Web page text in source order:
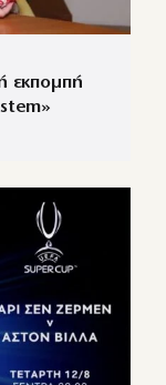
εκπομπή